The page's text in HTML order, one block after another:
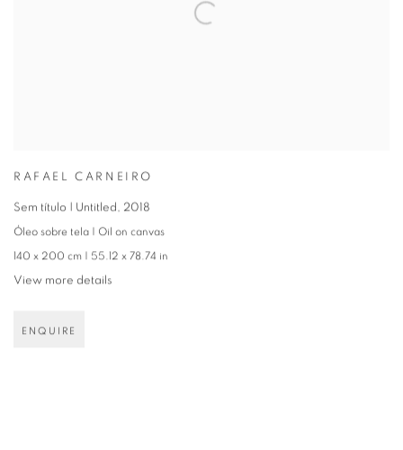
RAFAEL CARNEIRO
Sem título | Untitled, 2018
Óleo sobre tela | Oil on canvas
140 x 200 cm | 55.12 x 78.74 in
View more details
ENQUIRE